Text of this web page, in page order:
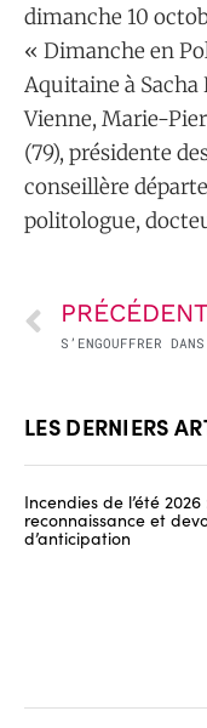
dimanche 10
« Dimanche en
Aquitaine à Sacha
Vienne, Marie-
(79), présidente
conseillère
politologue,
PRÉCÉDENT
LES DERNIERS
Incendies de l’été
reconnaissance et
d’anticipation